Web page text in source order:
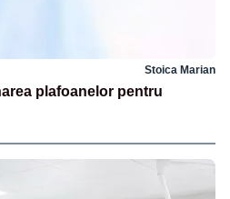
Stoica Marian
plafoanelor pentru